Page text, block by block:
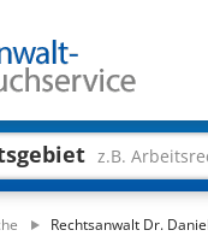
z.B.
Rechtsanwalt Dr.